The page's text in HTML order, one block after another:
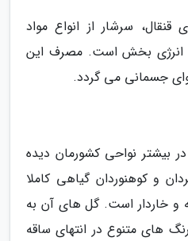
سرشار از انواع مواد
انرژی بخش است. مصرف این
جسمانی می گردد.
بیشتر نواحی کشورمان دیده
و کوهنوردان گیاهی کاملا
و خاردار است. گل های آن به
های متنوع در انتهای ساقه